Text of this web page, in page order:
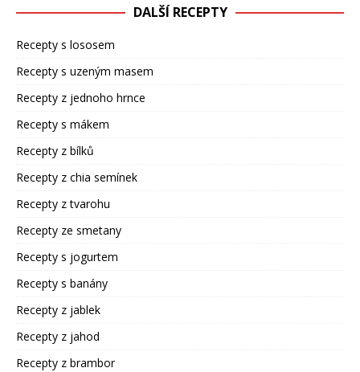
DALŠÍ RECEPTY
Recepty s lososem
Recepty s uzeným masem
Recepty z jednoho hrnce
Recepty s mákem
Recepty z bílků
Recepty z chia semínek
Recepty z tvarohu
Recepty ze smetany
Recepty s jogurtem
Recepty s banány
Recepty z jablek
Recepty z jahod
Recepty z brambor